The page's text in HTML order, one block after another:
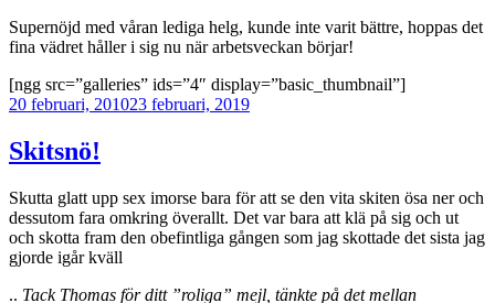
Supernöjd med våran lediga helg, kunde inte varit bättre, hoppas det
fina vädret håller i sig nu när arbetsveckan börjar!
[ngg src=”galleries” ids=”4″ display=”basic_thumbnail”]
Publicerat
20 februari, 201023 februari, 2019
Skitsnö!
Skutta glatt upp sex imorse bara för att se den vita skiten ösa ner och
dessutom fara omkring överallt. Det var bara att klä på sig och ut
och skotta fram den obefintliga gången som jag skottade det sista jag
gjorde igår kväll
.. Tack Thomas för ditt ”roliga” mejl, tänkte på det mellan